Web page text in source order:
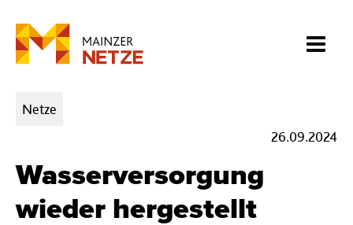
Kategorien:
Netze
26.09.2024
Wasserversorgung
wieder hergestellt